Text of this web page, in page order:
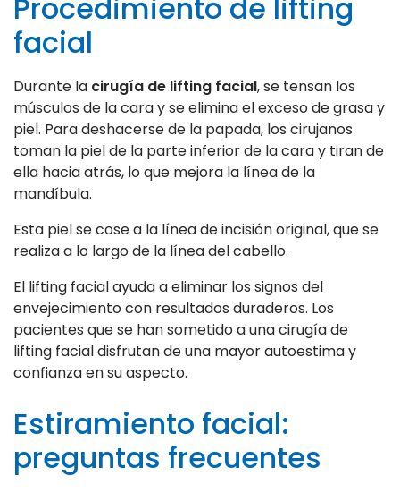
Procedimiento de lifting
facial
Durante la cirugía de lifting facial, se tensan los
músculos de la cara y se elimina el exceso de grasa y
piel. Para deshacerse de la papada, los cirujanos
toman la piel de la parte inferior de la cara y tiran de
ella hacia atrás, lo que mejora la línea de la
mandíbula.
Esta piel se cose a la línea de incisión original, que se
realiza a lo largo de la línea del cabello.
El lifting facial ayuda a eliminar los signos del
envejecimiento con resultados duraderos. Los
pacientes que se han sometido a una cirugía de
lifting facial disfrutan de una mayor autoestima y
confianza en su aspecto.
Estiramiento facial:
preguntas frecuentes